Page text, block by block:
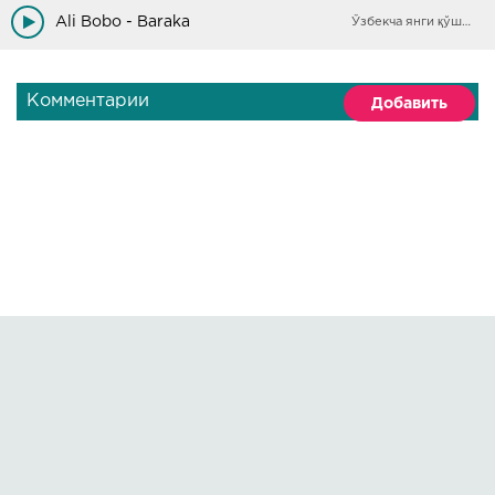
Erkak topganida baraka bor
Ali Bobo - Baraka Ўзбекча янги қўшиқлар
Комментарии Добавить